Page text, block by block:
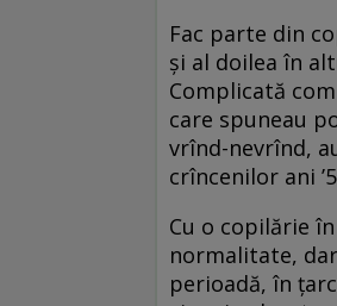
Fac parte din
și al doilea în
Complicată
care spuneau
vrînd-nevrînd,
crîncenilor ani
Cu o copilărie
normalitate,
perioadă, în